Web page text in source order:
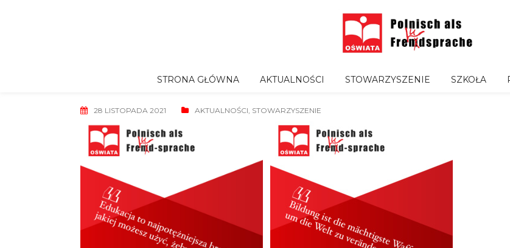
STRONA GŁÓWNA AKTUALNOŚCI STOWARZYSZENIE SZKOŁA
28 LISTOPADA 2021 AKTUALNOŚCI, STOWARZYSZENIE